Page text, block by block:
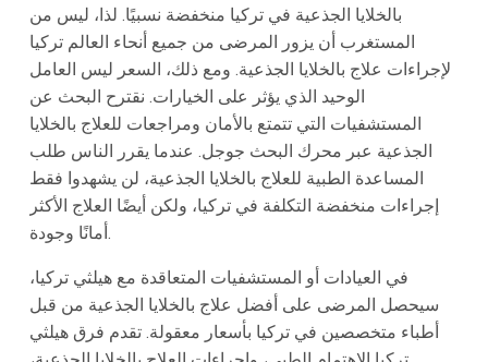
بالخلايا الجذعية في تركيا منخفضة نسبيًا. لذا، ليس من
المستغرب أن يزور المرضى من جميع أنحاء العالم تركيا
لإجراءات علاج بالخلايا الجذعية. ومع ذلك، السعر ليس العامل
الوحيد الذي يؤثر على الخيارات. نقترح البحث عن
المستشفيات التي تتمتع بالأمان ومراجعات للعلاج بالخلايا
الجذعية عبر محرك البحث جوجل. عندما يقرر الناس طلب
المساعدة الطبية للعلاج بالخلايا الجذعية، لن يشهدوا فقط
إجراءات منخفضة التكلفة في تركيا، ولكن أيضًا العلاج الأكثر
أمانًا وجودة.
في العيادات أو المستشفيات المتعاقدة مع هيلثي تركيا،
سيحصل المرضى على أفضل علاج بالخلايا الجذعية من قبل
أطباء متخصصين في تركيا بأسعار معقولة. تقدم فرق هيلثي